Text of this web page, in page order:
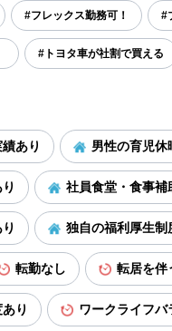
#フレックス勤務可！ #
#トヨタ車が社割で買える
あり 男性の育児休
社員食堂・食事補
独自の福利厚生制
転勤なし 転居を伴
り ワークライフ